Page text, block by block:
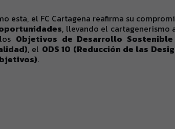
esta, el FC Cartagena reafirma su
, llevando el
Objetivos de Desarrollo Sostenible
, el ODS 10 (Reducción de las
.